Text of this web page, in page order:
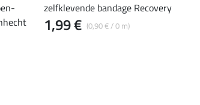
zelfklevende bandage Recovery
(0,90 € / 0 m)
1,99 €